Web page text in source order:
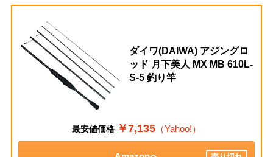
ダイワ(DAIWA) アジングロ
ッド 月下美人 MX MB 610L-
S-5 釣り竿
最安値価格 ￥7,135 （Yahoo!）